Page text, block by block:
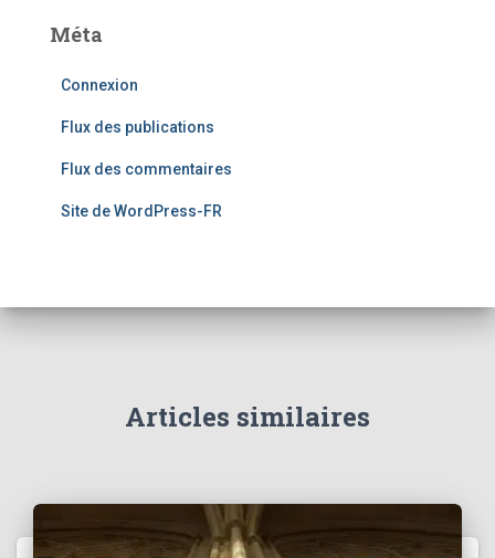
Méta
Connexion
Flux des publications
Flux des commentaires
Site de WordPress-FR
Articles similaires